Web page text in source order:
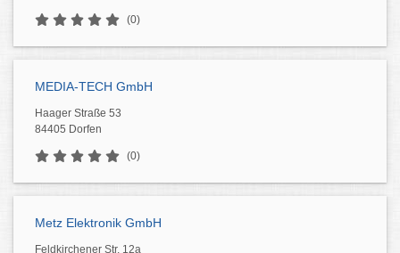
(0)
MEDIA-TECH GmbH
Haager Straße 53
84405 Dorfen
(0)
Metz Elektronik GmbH
Feldkirchener Str. 12a